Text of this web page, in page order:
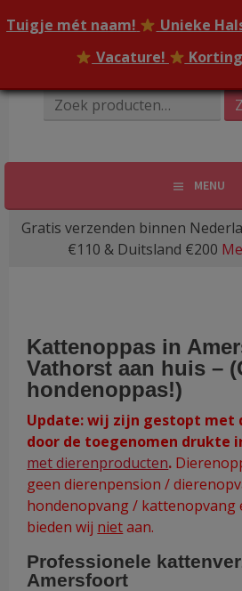
Tuigje mét naam! Unieke
Vacature!
naar
Amersfoort |
bijzondere
Online Dierenwinkel Amersfoort
Zoeken
MENU
Gratis verzenden binnen
€110 & Duitsland €200
Kattenoppas in
Vathorst aan huis –
hondenoppas!)
Update: wij zijn gestopt met
door de toegenomen drukte
met dierenproducten.
geen dierenpension /
hondenopvang / kattenopvang
bieden wij nietaan.
Professionele
Amersfoort
Tuigje mét naam! Unieke
Vacature!